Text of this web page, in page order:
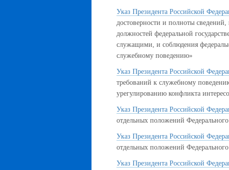
Указ Президента Российской
достоверности и полноты
должностей федеральной
служащими, и соблюдения
служебному поведению»
Указ Президента Российской
требований к служебному
урегулированию конфликта
Указ Президента Российской
отдельных положений
Указ Президента Российской
отдельных положений
Указ Президента Российской